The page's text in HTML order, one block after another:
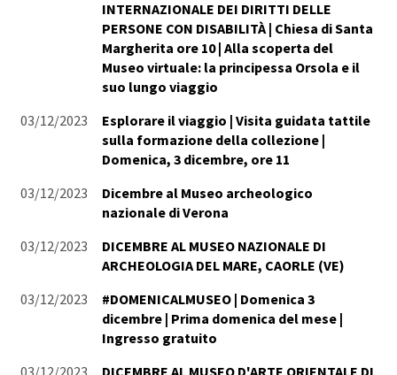
INTERNAZIONALE DEI DIRITTI DELLE
PERSONE CON DISABILITÀ | Chiesa di Santa
Margherita ore 10 | Alla scoperta del
Museo virtuale: la principessa Orsola e il
suo lungo viaggio
03/12/2023
Esplorare il viaggio | Visita guidata tattile
sulla formazione della collezione |
Domenica, 3 dicembre, ore 11
03/12/2023
Dicembre al Museo archeologico
nazionale di Verona
03/12/2023
DICEMBRE AL MUSEO NAZIONALE DI
ARCHEOLOGIA DEL MARE, CAORLE (VE)
03/12/2023
#DOMENICALMUSEO | Domenica 3
dicembre | Prima domenica del mese |
Ingresso gratuito